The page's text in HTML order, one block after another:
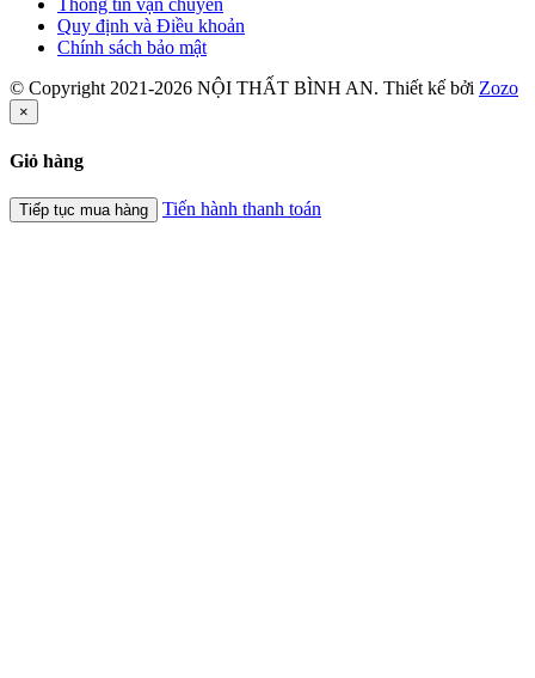
Thông tin vận chuyển
Quy định và Điều khoản
Chính sách bảo mật
© Copyright 2021-2026 NỘI THẤT BÌNH AN. Thiết kế bởi Zozo
×
Giỏ hàng
Tiếp tục mua hàng Tiến hành thanh toán